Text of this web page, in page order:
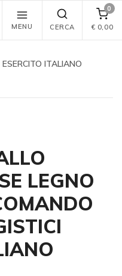
MENU CERCA
0
€ 0,00
ESERCITO ITALIANO
LEGNO